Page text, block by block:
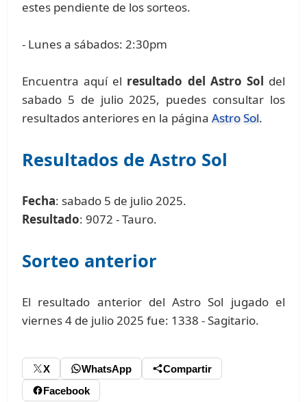
estes pendiente de los sorteos.
- Lunes a sábados: 2:30pm
Encuentra aquí el resultado del Astro Sol del
sabado 5 de julio 2025, puedes consultar los
resultados anteriores en la páginaAstro Sol.
Resultados de Astro Sol
Fecha: sabado 5 de julio 2025.
Resultado: 9072 - Tauro.
Sorteo anterior
El resultado anterior del Astro Sol jugado el
viernes 4 de julio 2025 fue: 1338 - Sagitario.
X WhatsApp
Compartir
Facebook